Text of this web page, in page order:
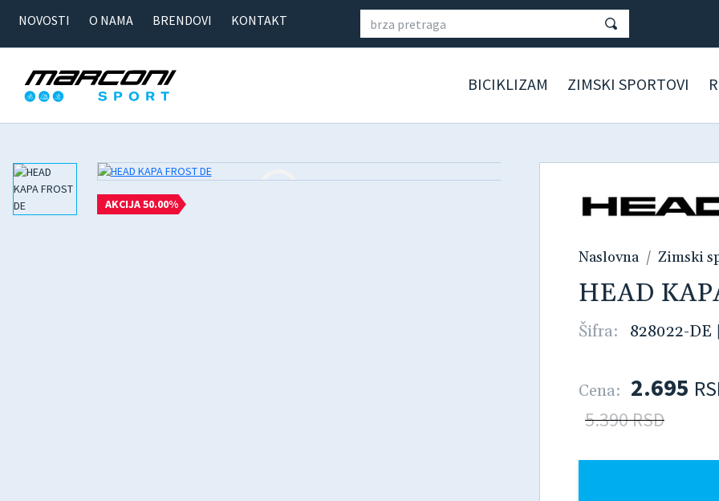
NOVOSTI O NAMA BRENDOVI KONTAKT
BICIKLIZAM ZIMSKI SPORTOVI
AKCIJA 50.00%
Naslovna Zimski
HEAD
Šifra: 828022-DE |
Cena: 2.695
5.390 RSD